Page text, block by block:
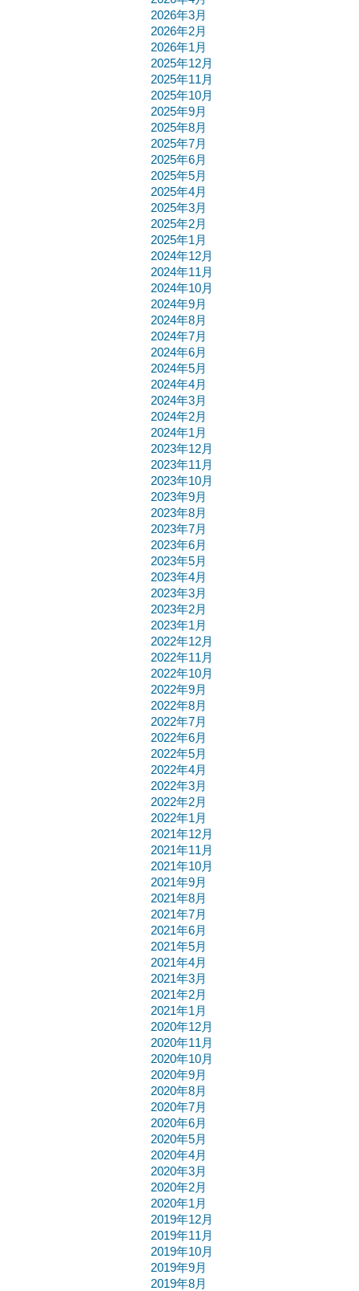
2026年3月
2026年2月
2026年1月
2025年12月
2025年11月
2025年10月
2025年9月
2025年8月
2025年7月
2025年6月
2025年5月
2025年4月
2025年3月
2025年2月
2025年1月
2024年12月
2024年11月
2024年10月
2024年9月
2024年8月
2024年7月
2024年6月
2024年5月
2024年4月
2024年3月
2024年2月
2024年1月
2023年12月
2023年11月
2023年10月
2023年9月
2023年8月
2023年7月
2023年6月
2023年5月
2023年4月
2023年3月
2023年2月
2023年1月
2022年12月
2022年11月
2022年10月
2022年9月
2022年8月
2022年7月
2022年6月
2022年5月
2022年4月
2022年3月
2022年2月
2022年1月
2021年12月
2021年11月
2021年10月
2021年9月
2021年8月
2021年7月
2021年6月
2021年5月
2021年4月
2021年3月
2021年2月
2021年1月
2020年12月
2020年11月
2020年10月
2020年9月
2020年8月
2020年7月
2020年6月
2020年5月
2020年4月
2020年3月
2020年2月
2020年1月
2019年12月
2019年11月
2019年10月
2019年9月
2019年8月